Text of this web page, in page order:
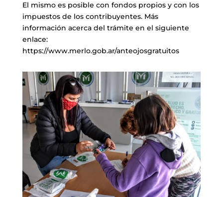
El mismo es posible con fondos propios y con los
impuestos de los contribuyentes. Más
información acerca del trámite en el siguiente
enlace:
https://www.merlo.gob.ar/anteojosgratuitos